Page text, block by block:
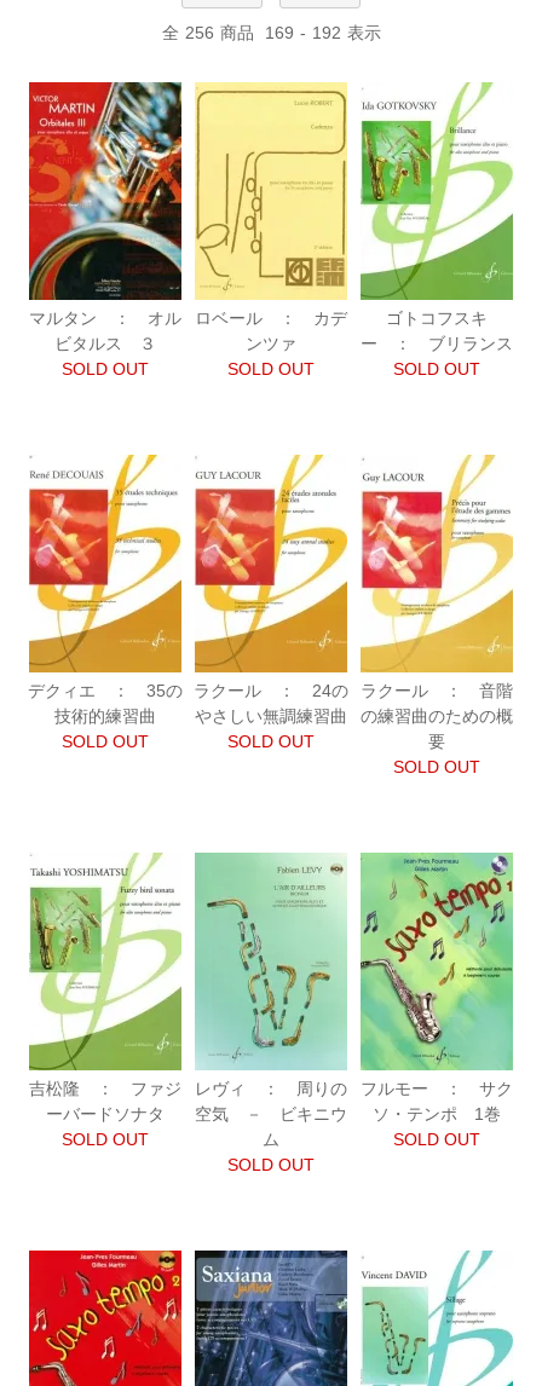
全 256 商品 169 - 192 表示
マルタン ： オル
ビタルス ３
SOLD OUT
ロベール ： カデ
ンツァ
SOLD OUT
ゴトコフスキ
ー ： ブリランス
SOLD OUT
デクィエ ： 35の
技術的練習曲
SOLD OUT
ラクール ： 24の
やさしい無調練習曲
SOLD OUT
ラクール ： 音階
の練習曲のための概
要
SOLD OUT
吉松隆 ： ファジ
ーバードソナタ
SOLD OUT
レヴィ ： 周りの
空気 － ビキニウ
ム
SOLD OUT
フルモー ： サク
ソ・テンポ 1巻
SOLD OUT